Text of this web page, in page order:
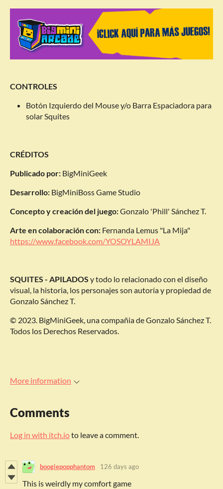
CONTROLES
Botón Izquierdo del Mouse y/o Barra Espaciadora para
solar Squites
CRÉDITOS
Publicado por: BigMiniGeek
Desarrollo: BigMiniBoss Game Studio
Concepto y creación del juego:Gonzalo 'Phill' Sánchez T.
Arte en colaboración con: Fernanda Lemus "La Mija"
https://www.facebook.com/YOSOYLAMIJA
SQUITES - APILADOS y todo lo relacionado con el diseño
visual, la historia, los personajes son autoría y propiedad de
Gonzalo Sánchez T.
© 2023. BigMiniGeek, una compañia de Gonzalo Sánchez T.
Todos los Derechos Reservados.
More information
Comments
Log in with itch.ioto leave a comment.
boogiepopphantom 126 days ago
This is weirdly my comfort game